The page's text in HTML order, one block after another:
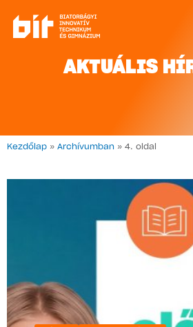
AKTUÁLIS
Kezdőlap » Archívumban » 4. oldal